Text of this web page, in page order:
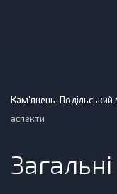
Кам'янець-
аспекти